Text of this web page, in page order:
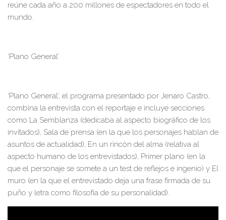
reúne cada año a 200 millones de espectadores en todo el
mundo.
‘Plano General’
‘Plano General’, el programa presentado por Jenaro Castro,
combina la entrevista con el reportaje e incluye secciones
como La Semblanza (dedicaba al aspecto biográfico de los
invitados), Sala de prensa (en la que los personajes hablan de
asuntos de actualidad), En un rincón del alma (relativa al
aspecto humano de los entrevistados), Primer plano (en la
que el personaje se somete a un test de reflejos e ingenio) y El
muro (en la que el entrevistado deja una frase firmada de su
puño y letra como filosofía de su personalidad).